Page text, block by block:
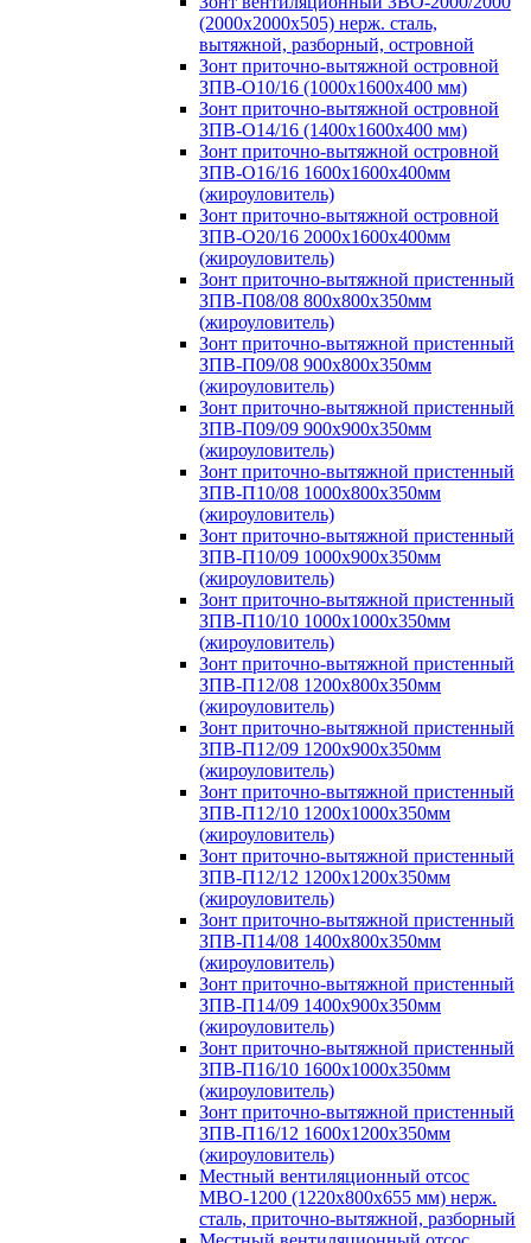
(2000х2000х505) нерж. сталь,
вытяжной, разборный, островной
Зонт приточно-вытяжной островной
ЗПВ-О10/16 (1000х1600х400 мм)
Зонт приточно-вытяжной островной
ЗПВ-О14/16 (1400х1600х400 мм)
Зонт приточно-вытяжной островной
ЗПВ-О16/16 1600х1600х400мм
(жироуловитель)
Зонт приточно-вытяжной островной
ЗПВ-О20/16 2000х1600х400мм
(жироуловитель)
Зонт приточно-вытяжной пристенный
ЗПВ-П08/08 800х800х350мм
(жироуловитель)
Зонт приточно-вытяжной пристенный
ЗПВ-П09/08 900х800х350мм
(жироуловитель)
Зонт приточно-вытяжной пристенный
ЗПВ-П09/09 900х900х350мм
(жироуловитель)
Зонт приточно-вытяжной пристенный
ЗПВ-П10/08 1000х800х350мм
(жироуловитель)
Зонт приточно-вытяжной пристенный
ЗПВ-П10/09 1000х900х350мм
(жироуловитель)
Зонт приточно-вытяжной пристенный
ЗПВ-П10/10 1000х1000х350мм
(жироуловитель)
Зонт приточно-вытяжной пристенный
ЗПВ-П12/08 1200х800х350мм
(жироуловитель)
Зонт приточно-вытяжной пристенный
ЗПВ-П12/09 1200х900х350мм
(жироуловитель)
Зонт приточно-вытяжной пристенный
ЗПВ-П12/10 1200х1000х350мм
(жироуловитель)
Зонт приточно-вытяжной пристенный
ЗПВ-П12/12 1200х1200х350мм
(жироуловитель)
Зонт приточно-вытяжной пристенный
ЗПВ-П14/08 1400х800х350мм
(жироуловитель)
Зонт приточно-вытяжной пристенный
ЗПВ-П14/09 1400х900х350мм
(жироуловитель)
Зонт приточно-вытяжной пристенный
ЗПВ-П16/10 1600х1000х350мм
(жироуловитель)
Зонт приточно-вытяжной пристенный
ЗПВ-П16/12 1600х1200х350мм
(жироуловитель)
Местный вентиляционный отсос
МВО-1200 (1220х800х655 мм) нерж.
сталь, приточно-вытяжной, разборный